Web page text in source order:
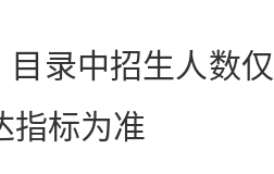
目录中招生人数
指标为准